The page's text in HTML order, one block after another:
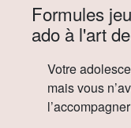
Formules
ado à l'art
Votre
mais vous